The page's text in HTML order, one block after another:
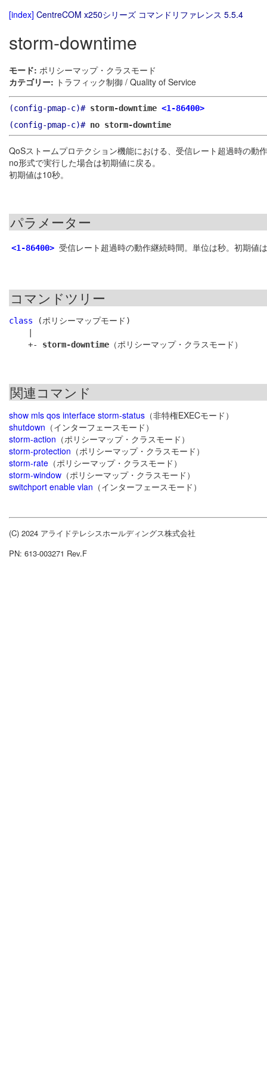
[index] CentreCOM x250シリーズ コマンドリファレンス 5.5.4
storm-downtime
モード: ポリシーマップ・クラスモード
カテゴリー: トラフィック制御 / Quality of Service
(config-pmap-c)# storm-downtime <1-86400>
(config-pmap-c)# no storm-downtime
QoSストームプロテクション機能における、受信レート超過時の動
no形式で実行した場合は初期値に戻る。
初期値は10秒。
パラメーター
<1-86400> 受信レート超過時の動作継続時間。単位は秒。初期値
コマンドツリー
class (ポリシーマップモード)
    +-
storm-downtime
関連コマンド
show mls qos interface storm-status （非特権EXECモード）
shutdown （インターフェースモード）
storm-action （ポリシーマップ・クラスモード）
storm-protection （ポリシーマップ・クラスモード）
storm-rate （ポリシーマップ・クラスモード）
storm-window （ポリシーマップ・クラスモード）
switchport enable vlan （インターフェースモード）
(C) 2024 アライドテレシスホールディングス株式会社
PN: 613-003271 Rev.F